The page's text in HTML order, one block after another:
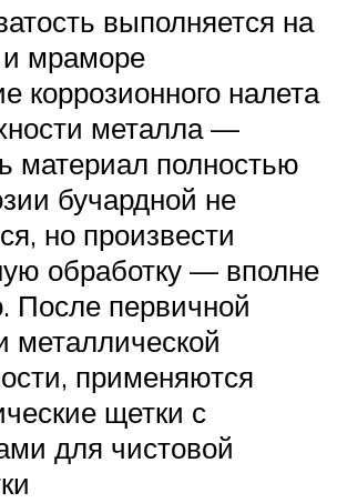
выполняется на
и мраморе
коррозионного налета
металла —
материал полностью
бучардной не
но произвести
обработку — вполне
После первичной
металлической
применяются
щетки с
для чистовой